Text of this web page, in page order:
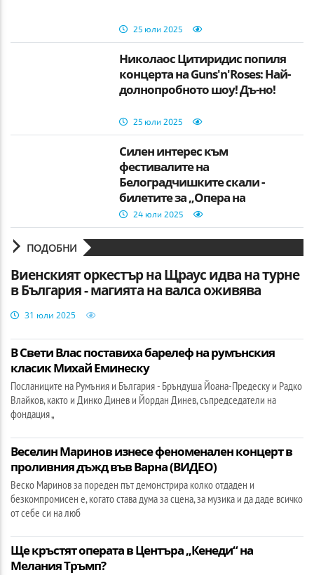
25 юли 2025
Николаос Цитиридис попиля
концерта на Guns'n'Roses: Най-
долнопробното шоу! Дъ-но!
25 юли 2025
Силен интерес към
фестивалите на
Белоградчишките скали -
билетите за „Опера на
върховете“ свършват
24 юли 2025
ПОДОБНИ
Виенският оркестър на Щраус идва на турне
в България - магията на валса оживява
31 юли 2025
В Свети Влас поставиха барелеф на румънския
класик Михай Еминеску
Посланиците на Румъния и България - Бръндуша Йоана-Предеску и Радко
Влайков, както и Динко Динев и Йордан Динев, съпредседатели на
фондация „
Веселин Маринов изнесе феноменален концерт в
проливния дъжд във Варна (ВИДЕО)
Веско Маринов за пореден път демонстрира колко отдаден и
безкомпромисен е, когато става дума за сцена, за музика и да даде всичко
от себе си на люб
Ще кръстят операта в Центъра „Кенеди“ на
Мелания Тръмп?